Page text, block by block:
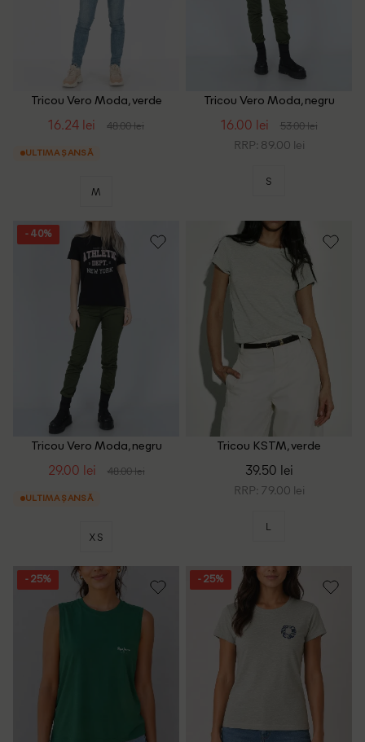
Tricou Vero Moda, verde
16.24 lei 48.00 lei
ULTIMA ȘANSĂ
M
Tricou Vero Moda, negru
16.00 lei 53.00 lei
RRP: 89.00 lei
S
- 40%
Tricou Vero Moda, negru
29.00 lei 48.00 lei
ULTIMA ȘANSĂ
XS
Tricou KSTM, verde
39.50 lei
RRP: 79.00 lei
L
- 25% - 25%